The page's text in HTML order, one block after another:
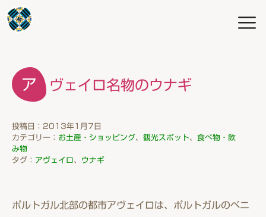
アヴェイロ名物のウナギ
投稿日：2013年1月7日
カテゴリー： お土産・ショッピング、 観光スポット、 食べ物・飲
み物
タグ： アヴェイロ、 ウナギ
ポルトガル北部の都市アヴェイロは、ポルトガルのベニ